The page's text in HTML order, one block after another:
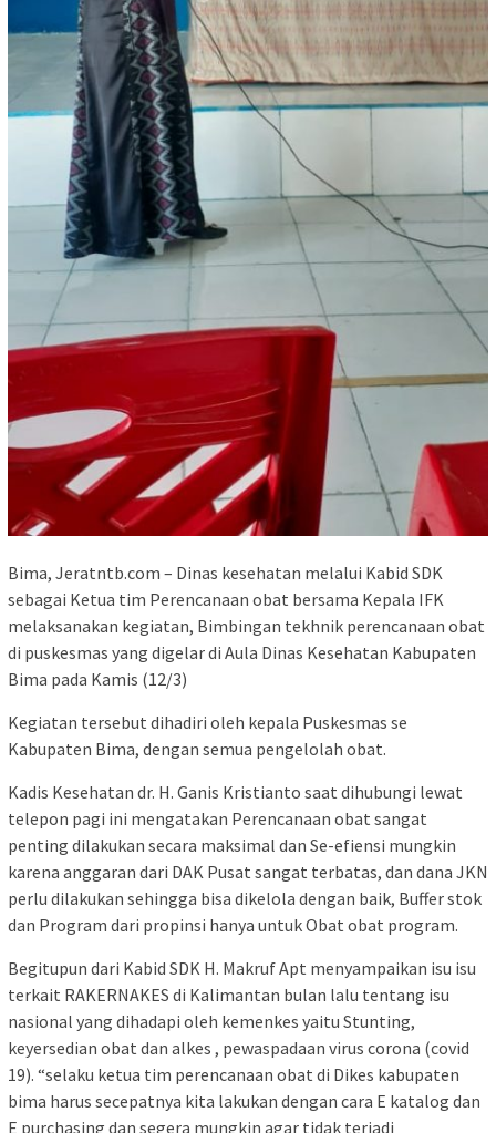
Bima, Jeratntb.com – Dinas kesehatan melalui Kabid SDK
sebagai Ketua tim Perencanaan obat bersama Kepala IFK
melaksanakan kegiatan, Bimbingan tekhnik perencanaan obat
di puskesmas yang digelar di Aula Dinas Kesehatan Kabupaten
Bima pada Kamis (12/3)
Kegiatan tersebut dihadiri oleh kepala Puskesmas se
Kabupaten Bima, dengan semua pengelolah obat.
Kadis Kesehatan dr. H. Ganis Kristianto saat dihubungi lewat
telepon pagi ini mengatakan Perencanaan obat sangat
penting dilakukan secara maksimal dan Se-efiensi mungkin
karena anggaran dari DAK Pusat sangat terbatas, dan dana JKN
perlu dilakukan sehingga bisa dikelola dengan baik, Buffer stok
dan Program dari propinsi hanya untuk Obat obat program.
Begitupun dari Kabid SDK H. Makruf Apt menyampaikan isu isu
terkait RAKERNAKES di Kalimantan bulan lalu tentang isu
nasional yang dihadapi oleh kemenkes yaitu Stunting,
keyersedian obat dan alkes , pewaspadaan virus corona (covid
19). “selaku ketua tim perencanaan obat di Dikes kabupaten
bima harus secepatnya kita lakukan dengan cara E katalog dan
E purchasing dan segera mungkin agar tidak terjadi